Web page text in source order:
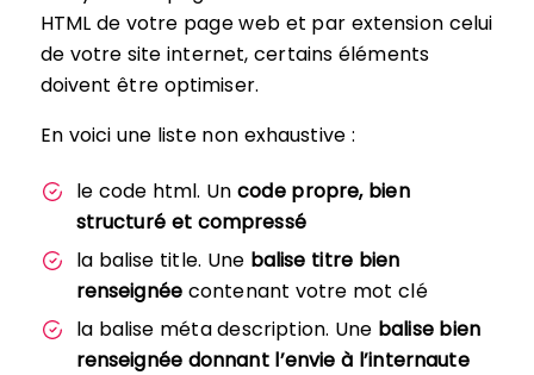
HTML de votre page web et par extension celui
de votre site internet, certains éléments
doivent être optimiser.
En voici une liste non exhaustive :
le code html. Uncode propre, bien
structuré et compressé
la balise title. Une balise titre bien
renseignée contenant votre mot clé
la balise méta description. Une balise bien
renseignée donnant l’envie à l’internaute